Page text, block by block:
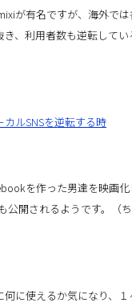
が有名ですが、海外で
、利用者数も逆転して
ルSNSを逆転する時
を作った男達を映画化
公開されるようです。（
に使えるか気になり、